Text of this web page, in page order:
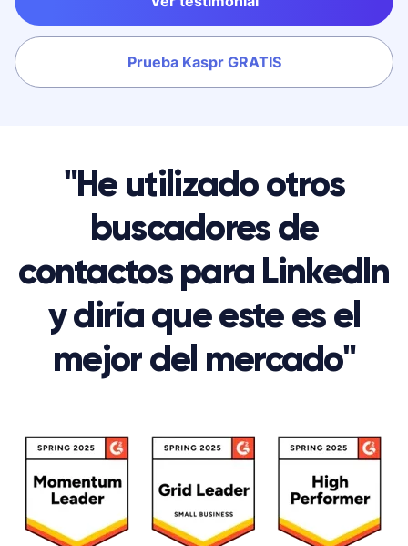
Prueba Kaspr GRATIS
"He utilizado otros
buscadores de
contactos para LinkedIn
y diría que este es el
mejor del mercado"